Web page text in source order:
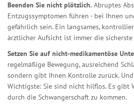
Beenden Sie nicht plötzlich. Abruptes
Entzugssymptomen führen - bei Ihnen
gefährlich sein. Ein langsames,
ärztlicher Aufsicht ist immer die sicherste
Setzen Sie auf nicht-medikamentöse
regelmäßige Bewegung, ausreichend
sondern gibt Ihnen Kontrolle zurück.
Wichtigste: Sie sind nicht hilflos. Es gibt
durch die Schwangerschaft zu kommen.